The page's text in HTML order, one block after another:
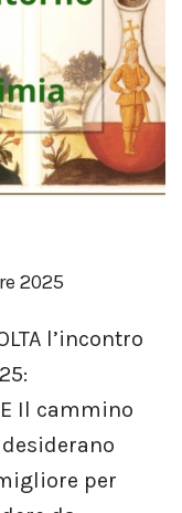
2025
l’incontro
Il cammino
per